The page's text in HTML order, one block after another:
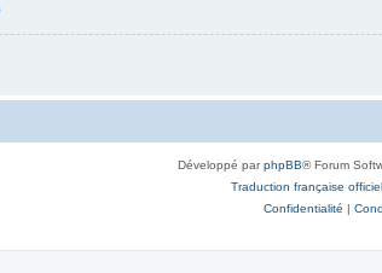
Développé parphpBB® Forum
Traduction française
Confidentialité |